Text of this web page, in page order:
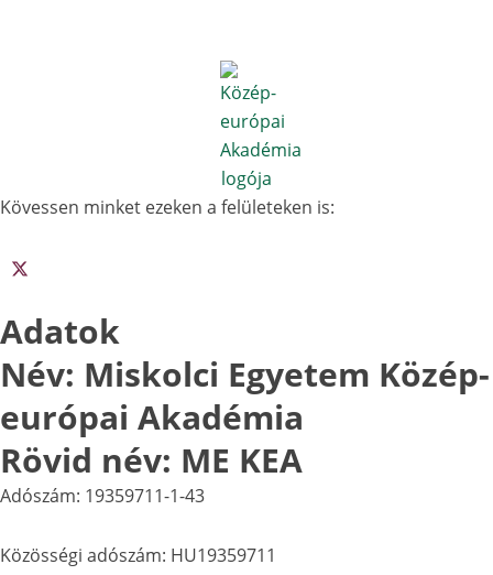
Kövessen minket ezeken a felületeken is:
Adatok
Név: Miskolci Egyetem Közép-
európai Akadémia
Rövid név: ME KEA
Adószám: 19359711-1-43
Közösségi adószám: HU19359711